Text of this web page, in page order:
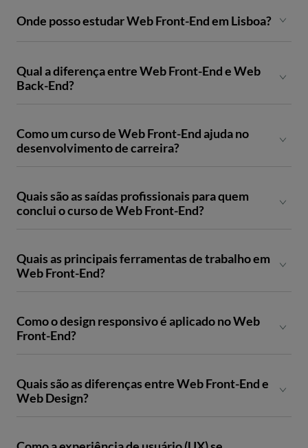
Onde posso estudar Web Front-End em Lisboa?
Qual a diferença entre Web Front-End e Web
Back-End?
Como um curso de Web Front-End ajuda no
desenvolvimento de carreira?
Quais são as saídas profissionais para quem
conclui o curso de Web Front-End?
Quais as principais ferramentas de trabalho em
Web Front-End?
Como o design responsivo é aplicado no Web
Front-End?
Quais são as diferenças entre Web Front-End e
Web Design?